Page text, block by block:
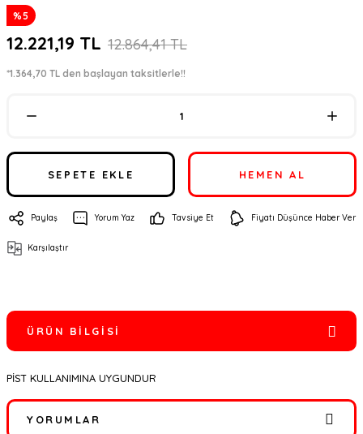
%5
12.221,19 TL 12.864,41 TL
*1.364,70 TL den başlayan taksitlerle!!
SEPETE EKLE HEMEN AL
Paylaş Yorum Yaz Tavsiye Et Fiyatı Düşünce Haber Ver
Karşılaştır
ÜRÜN BILGISI
PİST KULLANIMINA UYGUNDUR
YORUMLAR